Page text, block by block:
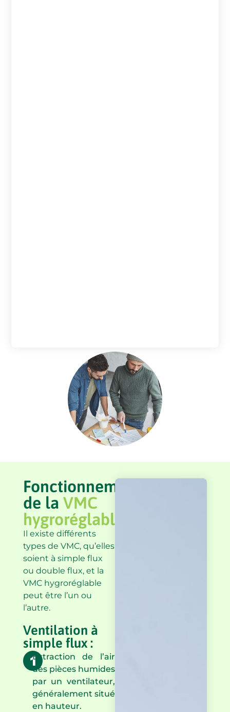
Fonctionnement
de la VMC
hygroréglable
Il existe différents
types de VMC, qu’elles
soient à simple flux
ou double flux, et la
VMC hygroréglable
peut être l’un ou
l’autre.
Ventilation à
simple flux :
Extraction de l’air
des pièces humides
par un ventilateur,
généralement situé
en hauteur.